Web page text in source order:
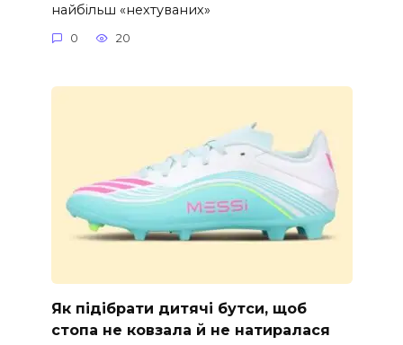
найбільш «нехтуваних»
0 20
Як підібрати дитячі бутси, щоб
стопа не ковзала й не натиралася